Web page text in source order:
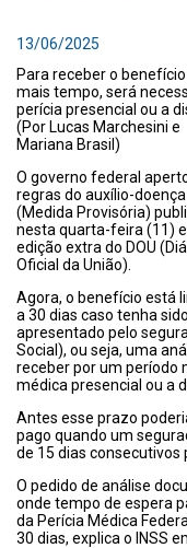
13/06/2025
Para receber o
mais tempo, será
perícia presencial ou a
(Por Lucas Marchesini e
Mariana Brasil)
O governo federal
regras do auxílio-
(Medida Provisória)
nesta quarta-feira (11)
edição extra do DOU
Oficial da União).
Agora, o benefício está
a 30 dias caso tenha
apresentado pelo
Social), ou seja, uma
receber por um período
médica presencial ou a
Antes esse prazo
pago quando um
de 15 dias consecutivos
O pedido de análise
onde tempo de espera
da Perícia Médica
30 dias, explica o INSS